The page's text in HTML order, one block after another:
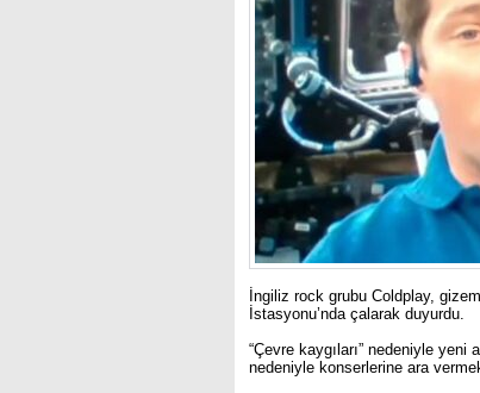
İngiliz rock grubu Coldplay,
İstasyonu’nda çalarak duyurdu.
“Çevre kaygıları” nedeniyle
nedeniyle konserlerine ara